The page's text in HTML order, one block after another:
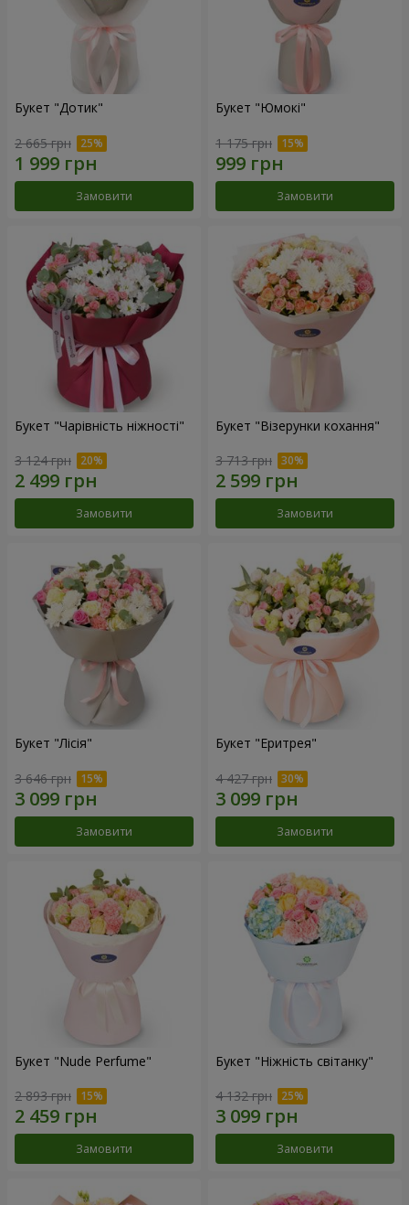
Букет "Дотик"
2 665 грн
Замовити
Букет "Юмокі"
1 175 грн
Замовити
Букет "Чарівність ніжності"
3 124 грн
Замовити
Букет "Візерунки кохання"
3 713 грн
Замовити
Букет "Лісія"
3 646 грн
Замовити
Букет "Еритрея"
4 427 грн
Замовити
Букет "Nude Perfume"
2 893 грн
Замовити
Букет "Ніжність світанку"
4 132 грн
Замовити